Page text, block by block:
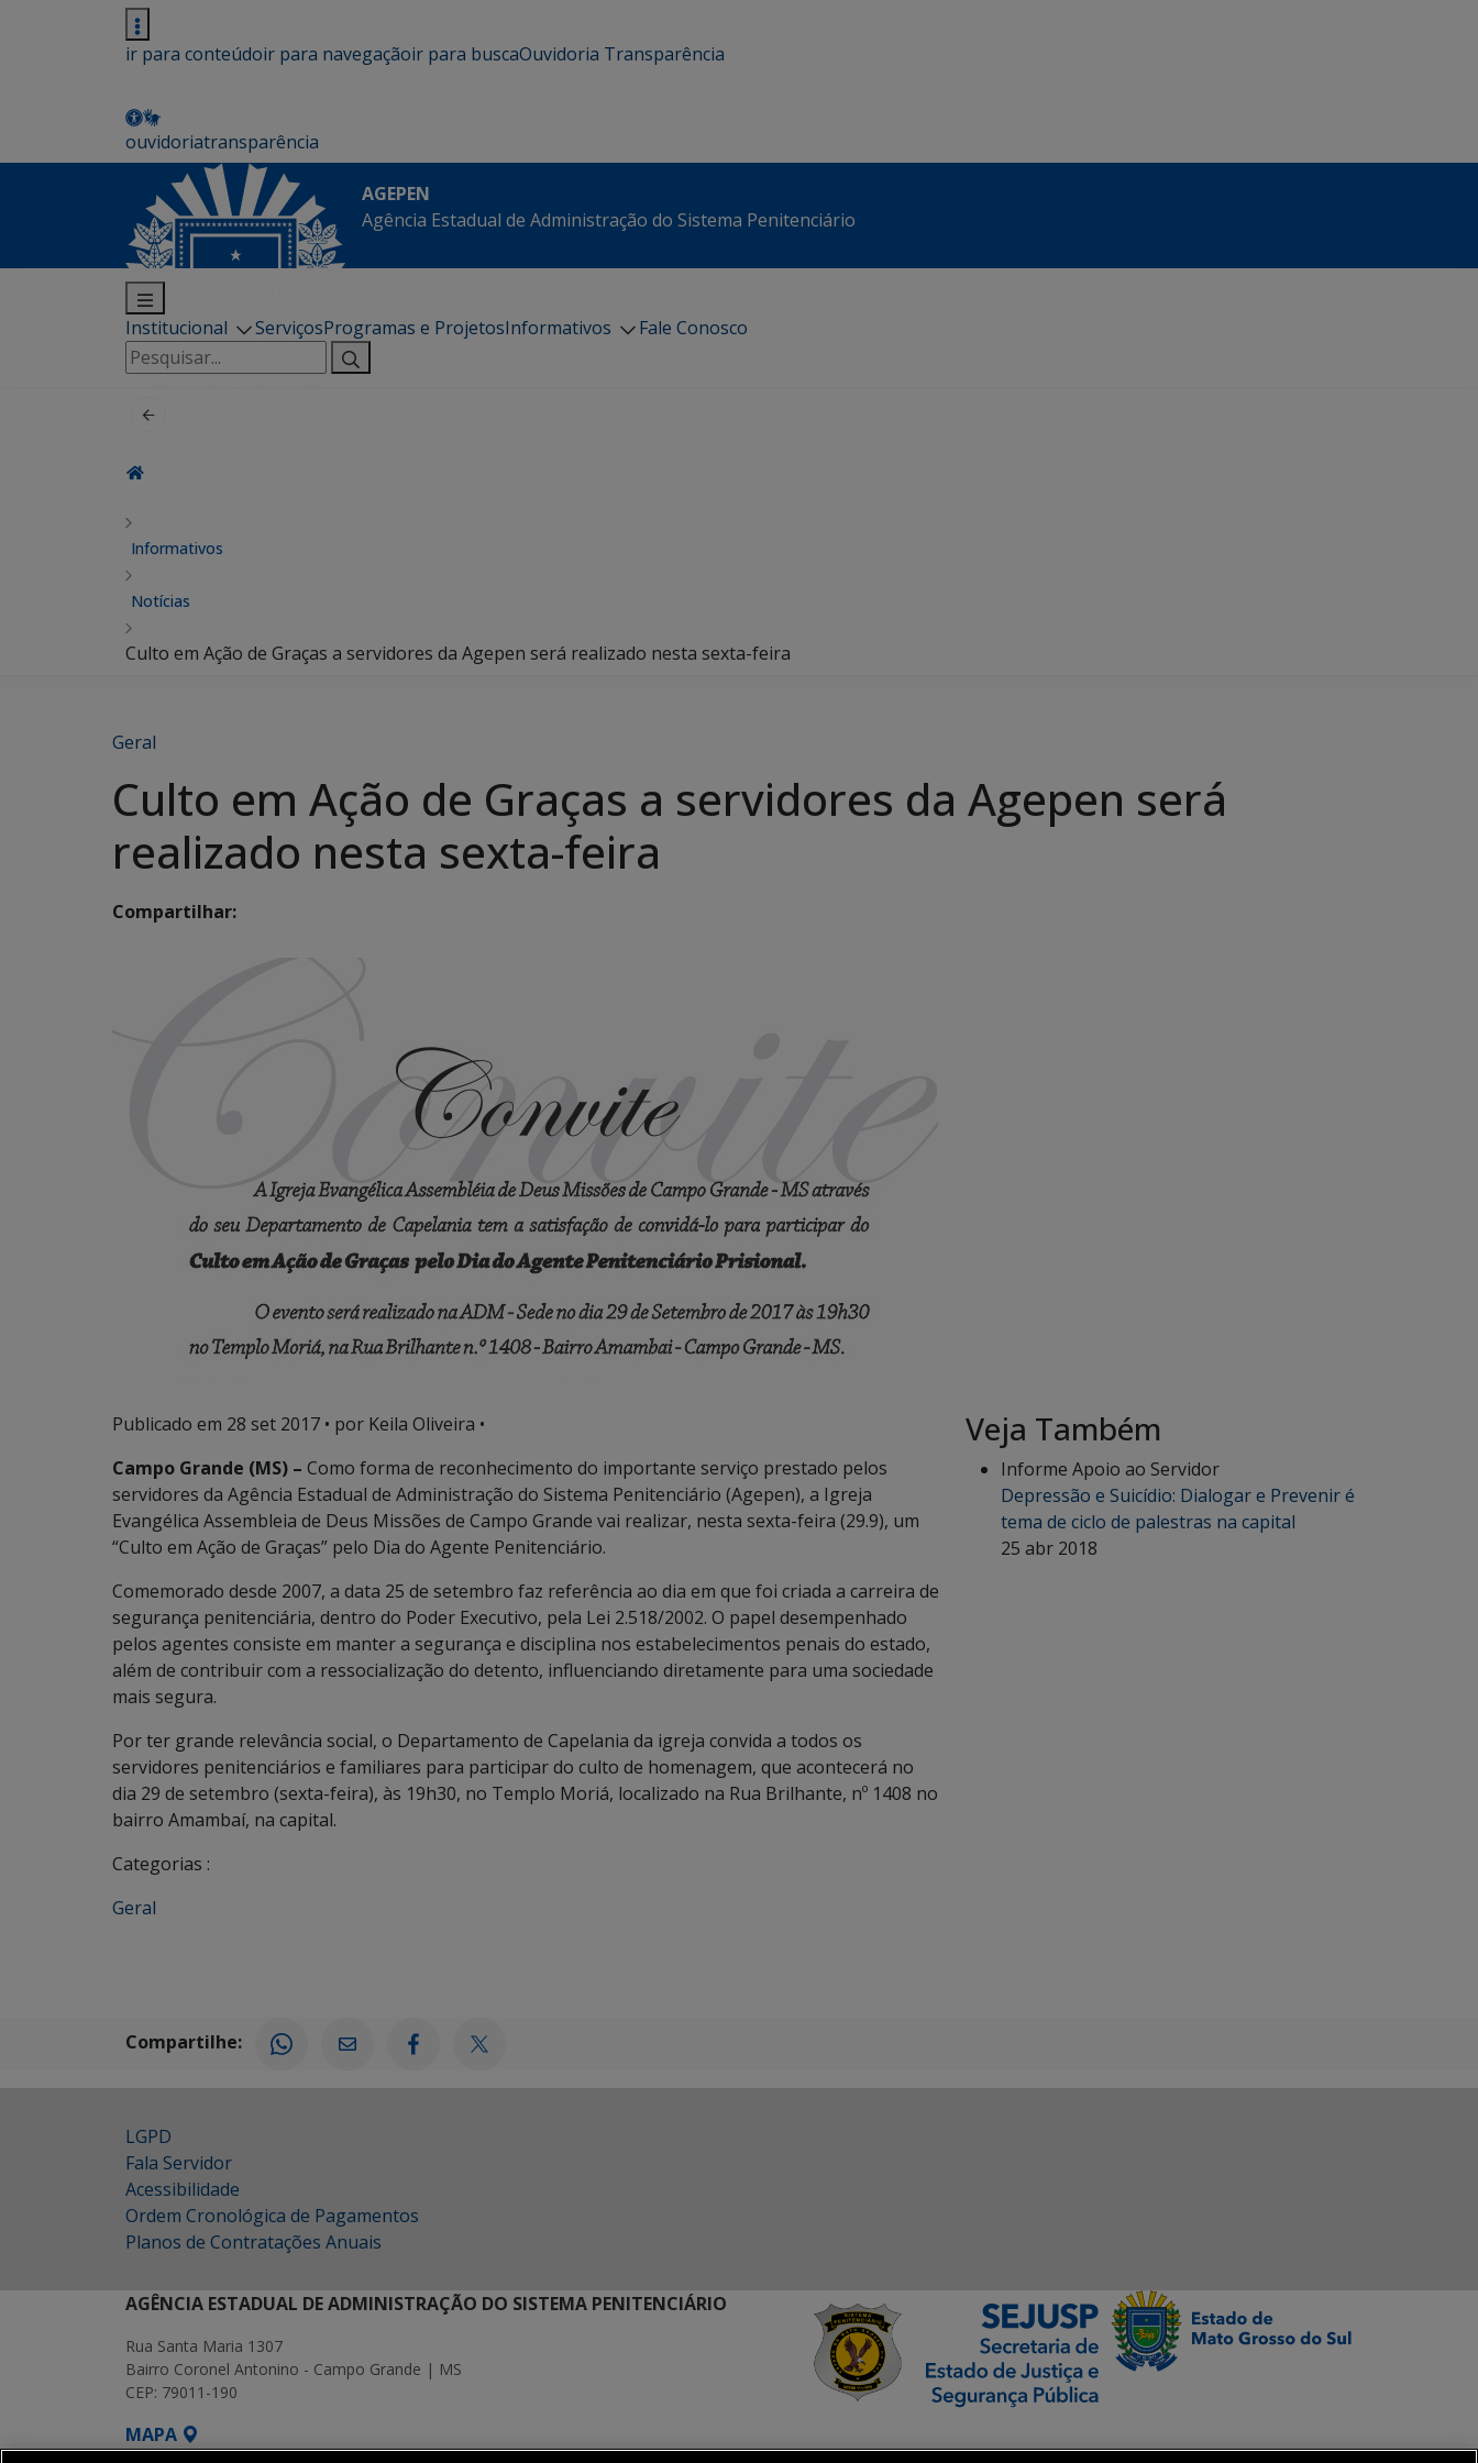
ir para conteúdoir para navegaçãoir para buscaOuvidoria Transparência
ouvidoriatransparência
AGEPEN
Agência Estadual de Administração do Sistema Penitenciário
Institucional ServiçosProgramas e ProjetosInformativos
Fale Conosco
Pesquisar
por:
Informativos
Notícias
Culto em Ação de Graças a servidores da Agepen será realizado nesta sexta-feira
Geral
Culto em Ação de Graças a servidores da Agepen será
realizado nesta sexta-feira
Compartilhar:
Publicado em 28 set 2017 • por Keila Oliveira •
Campo Grande (MS) – Como forma de reconhecimento do importante serviço prestado pelos
servidores da Agência Estadual de Administração do Sistema Penitenciário (Agepen), a Igreja
Evangélica Assembleia de Deus Missões de Campo Grande vai realizar, nesta sexta-feira (29.9), um
“Culto em Ação de Graças” pelo Dia do Agente Penitenciário.
Comemorado desde 2007, a data 25 de setembro faz referência ao dia em que foi criada a carreira de
segurança penitenciária, dentro do Poder Executivo, pela Lei 2.518/2002. O papel desempenhado
pelos agentes consiste em manter a segurança e disciplina nos estabelecimentos penais do estado,
além de contribuir com a ressocialização do detento, influenciando diretamente para uma sociedade
mais segura.
Por ter grande relevância social, o Departamento de Capelania da igreja convida a todos os
servidores penitenciários e familiares para participar do culto de homenagem, que acontecerá no
dia 29 de setembro (sexta-feira), às 19h30, no Templo Moriá, localizado na Rua Brilhante, nº 1408 no
bairro Amambaí, na capital.
Categorias :
Geral
Veja Também
Informe Apoio ao Servidor
Depressão e Suicídio: Dialogar e Prevenir é
tema de ciclo de palestras na capital
25 abr 2018
Compartilhe:
LGPD
Fala Servidor
Acessibilidade
Ordem Cronológica de Pagamentos
Planos de Contratações Anuais
AGÊNCIA ESTADUAL DE ADMINISTRAÇÃO DO SISTEMA PENITENCIÁRIO
Rua Santa Maria 1307
Bairro Coronel Antonino - Campo Grande | MS
CEP: 79011-190
MAPA